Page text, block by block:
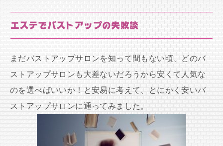
エステでバストアップの失敗談
まだバストアップサロンを知って間もない頃、どのバ
ストアップサロンも大差ないだろうから安くて人気な
のを選べばいいか！と安易に考えて、とにかく安いバ
ストアップサロンに通ってみました。